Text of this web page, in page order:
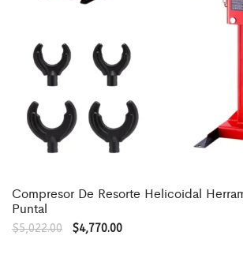
Compresor De Resorte Helicoidal
Puntal
$5,022.00 $4,770.00